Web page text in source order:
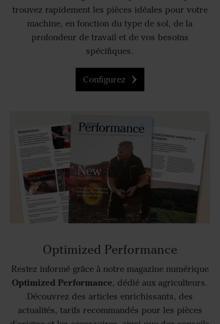
trouvez rapidement les pièces idéales pour votre
machine, en fonction du type de sol, de la
profondeur de travail et de vos besoins
spécifiques.
Configurez
Optimized Performance
Restez informé grâce à notre magazine numérique
Optimized Performance, dédié aux agriculteurs.
Découvrez des articles enrichissants, des
actualités, tarifs recommandés pour les pièces